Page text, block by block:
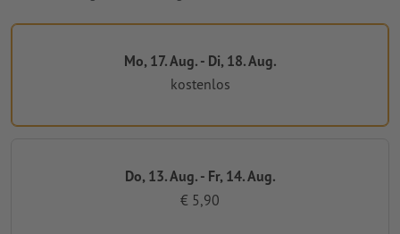
Mo, 17. Aug. - Di, 18. Aug.
kostenlos
Do, 13. Aug. - Fr, 14. Aug.
€ 5,90